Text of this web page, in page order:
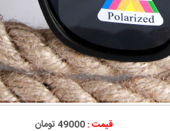
قیمت :49000 تومان